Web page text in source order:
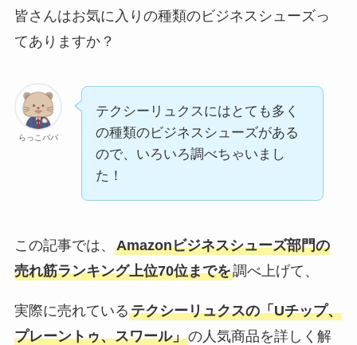
皆さんはお気に入りの種類のビジネスシューズっ
てありますか？
らっこパパ
テクシーリュクスにはとても多く
の種類のビジネスシューズがある
ので、いろいろ調べちゃいまし
た！
この記事では、 Amazonビジネスシューズ部門の
売れ筋ランキング上位70位までを調べ上げて、
実際に売れているテクシーリュクスの「Uチップ、
プレーントゥ、スワール」の人気商品を詳しく解